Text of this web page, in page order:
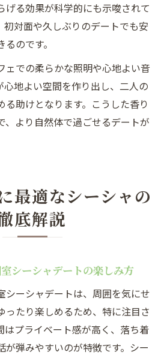
げる効果が科学的にも示唆されて
初対面や久しぶりのデートでも安
のです。
ェでの柔らかな照明や心地よい音
心地よい空間を作り出し、二人の
る助けとなります。こうした香り
、より自然体で過ごせるデートが
最適なシーシャの
底解説
シーシャデートの楽しみ方
シーシャデートは、周囲を気にせ
ったり楽しめるため、特に注目さ
はプライベート感が高く、落ち着
が弾みやすいのが特徴です。シー